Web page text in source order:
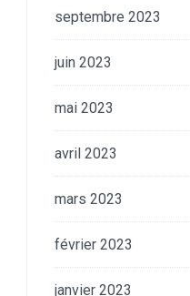
septembre 2023
juin 2023
mai 2023
avril 2023
mars 2023
février 2023
janvier 2023